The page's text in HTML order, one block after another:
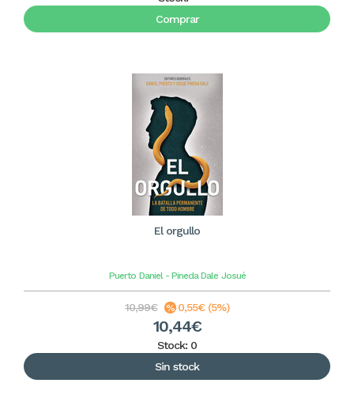
Comprar
El orgullo
Puerto Daniel - Pineda Dale Josué
10,99€ 0,55€ (5%)
10,44€
Stock: 0
Sin stock